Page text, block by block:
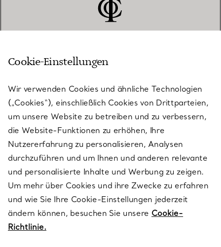
KUNDENSERVICE
SERVICES
ÜBER TIFFANY & CO.
RECHTLICHE HINWEISE
FOLGEN SIE UNS
Cookie-Einstellungen
Wir verwenden Cookies und ähnliche Technologien
(„Cookies“), einschließlich Cookies von Drittparteien,
um unsere Website zu betreiben und zu verbessern,
die Website-Funktionen zu erhöhen, Ihre
Nutzererfahrung zu personalisieren, Analysen
durchzuführen und um Ihnen und anderen relevante
und personalisierte Inhalte und Werbung zu zeigen.
Um mehr über Cookies und ihre Zwecke zu erfahren
und wie Sie Ihre Cookie-Einstellungen jederzeit
ändern können, besuchen Sie unsere Cookie-
Richtlinie.